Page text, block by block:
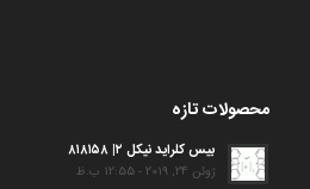
محصولات تازه
بیس کلراید نیکل ۲| ۸۱۸۱۵۸
ژوئن 24, 2019 - 12:55 ب.ظ